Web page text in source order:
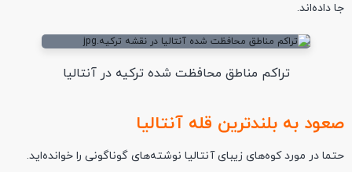
جا داده‌اند.
تراکم مناطق محافظت شده ترکیه در آنتالیا
صعود به بلندترین قله آنتالیا
حتما در مورد کوه‌های زیبای آنتالیا نوشته‌های گوناگونی را خوانده‌اید.